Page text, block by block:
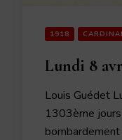
1918
Lundi 8
Louis Guédet
1303ème